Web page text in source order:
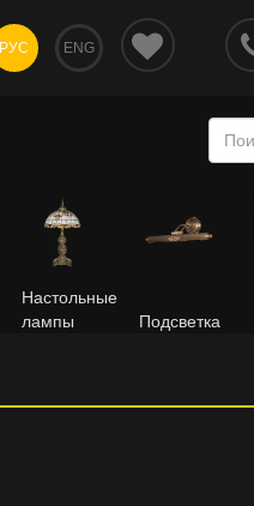
РУС ENG
Настольные
лампы
Подсветка